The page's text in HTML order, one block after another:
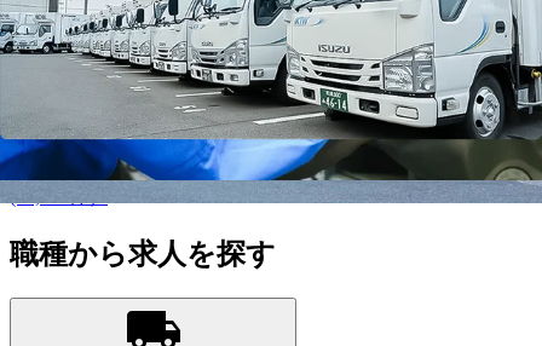
都道府県を変更
の市区町村を選ぶ
こだわり条件を追加する この条件で更に絞り込む
ドライバー
(22,212件）
職種から求人を探す